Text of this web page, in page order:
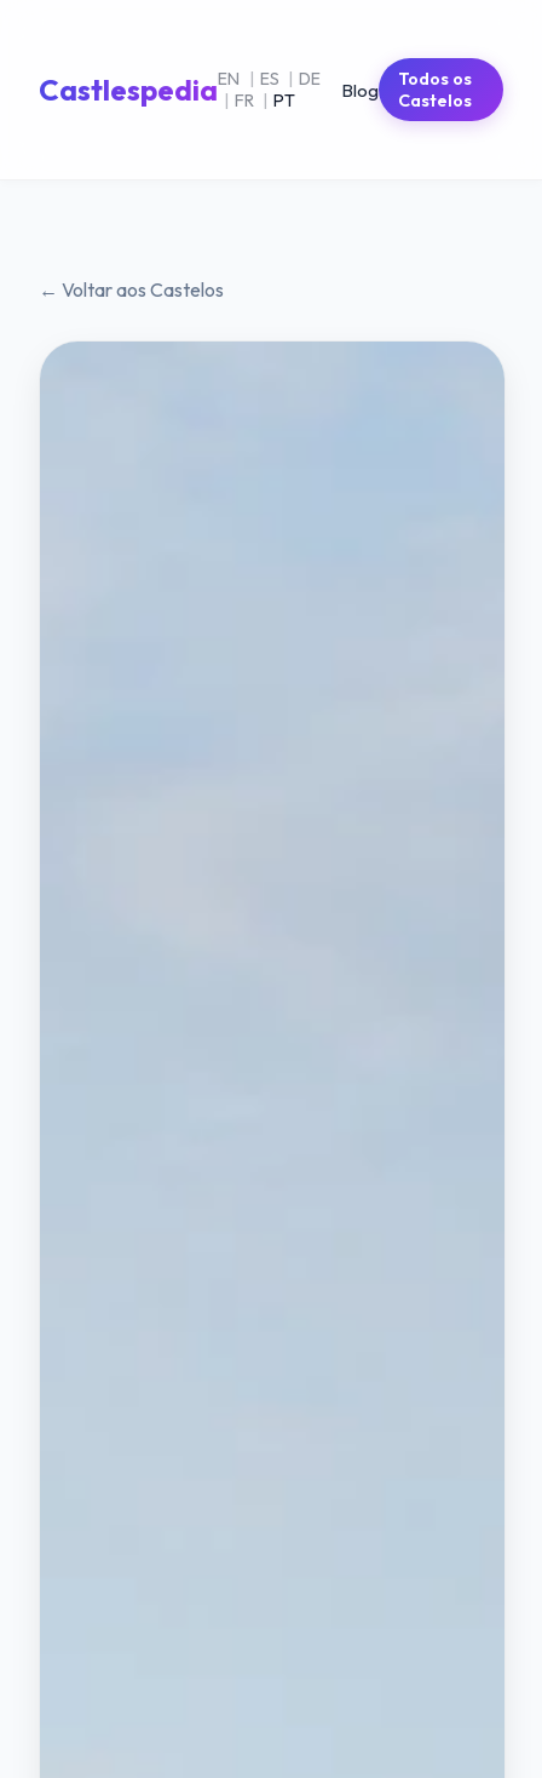
CastlespediaEN | ES | DE
| FR | PT Blog
Todos os
Castelos
← Voltar aos Castelos